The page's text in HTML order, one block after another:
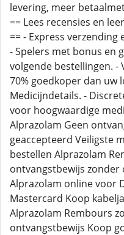
levering, meer
== Lees recensies en
== - Express
- Spelers met bonus en
volgende bestellingen. -
70% goedkoper dan uw
Medicijndetails. -
voor hoogwaardige
Alprazolam Geen
geaccepteerd Veiligste
bestellen Alprazolam
ontvangstbewijs zonder
Alprazolam online voor
Mastercard Koop
Alprazolam Rembours
ontvangstbewijs Koop